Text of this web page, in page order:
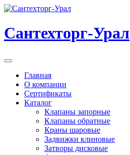
Перейти
содержанию
Сантехторг-Урал
Мобильная
навигацияГлавная
О компании
Сертификаты
Каталог
Клапаны запорные
Клапаны обратные
Краны шаровые
Задвижки клиновые
Затворы дисковые